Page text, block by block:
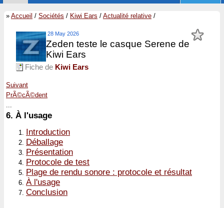
» Accueil / Sociétés / Kiwi Ears / Actualité relative /
28 May 2026
Zeden teste le casque Serene de
Kiwi Ears
Fiche de Kiwi Ears
Suivant
PrÃ©cÃ©dent
...
6. À l'usage
Introduction
Déballage
Présentation
Protocole de test
Plage de rendu sonore : protocole et résultat
À l'usage
Conclusion